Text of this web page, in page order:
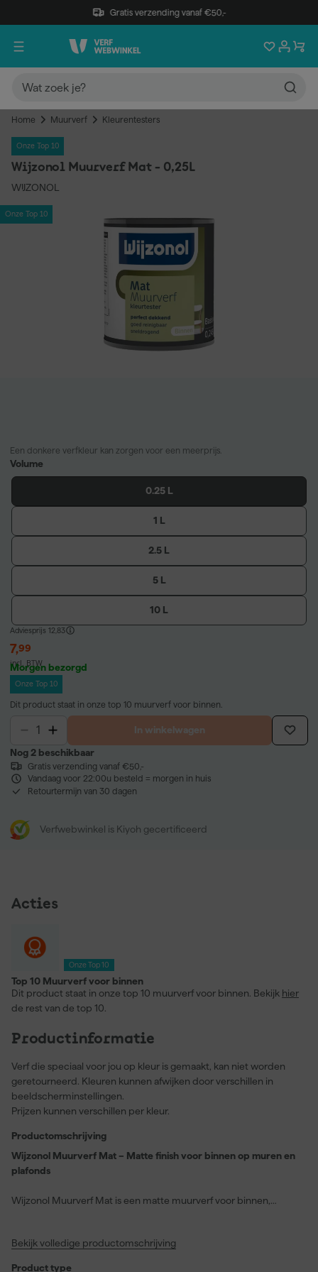
Gratis verzending vanaf €50,-
Home Muurverf Kleurentesters
Onze Top 10
Wijzonol Muurverf Mat - 0,25L
WIJZONOL
Onze Top 10
Een donkere verfkleur kan zorgen voor een meerprijs.
Volume
0.25 L
1 L
2.5 L
5 L
10 L
Adviesprijs 12,83
7,99
incl. BTW
Morgen bezorgd
Onze Top 10
Dit product staat in onze top 10 muurverf voor binnen.
In winkelwagen
Nog 2 beschikbaar
Gratis verzending vanaf €50,-
Vandaag voor 22:00u besteld = morgen in huis
Retourtermijn van 30 dagen
Verfwebwinkel is Kiyoh gecertificeerd
Acties
Onze Top 10
Top 10 Muurverf voor binnen
Dit product staat in onze top 10 muurverf voor binnen. Bekijk hier
de rest van de top 10.
Productinformatie
Verf die speciaal voor jou op kleur is gemaakt, kan niet worden
geretourneerd. Kleuren kunnen afwijken door verschillen in
beeldscherminstellingen.
Prijzen kunnen verschillen per kleur.
Productomschrijving
Wijzonol Muurverf Mat – Matte finish voor binnen op muren en
plafonds
Wijzonol Muurverf Mat is een matte muurverf voor binnen,
voor een strak en rustig eindbeeld in woonruimtes, slaapkamers
Bekijk volledige productomschrijving
Product type